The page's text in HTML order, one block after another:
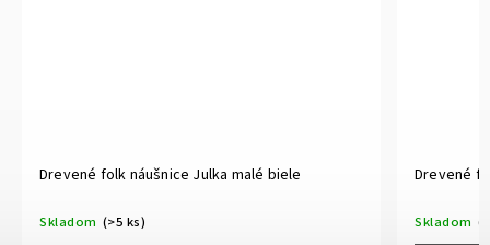
Drevené folk náušnice Julka malé biele
Skladom (>5 ks)
Drevené
Skladom